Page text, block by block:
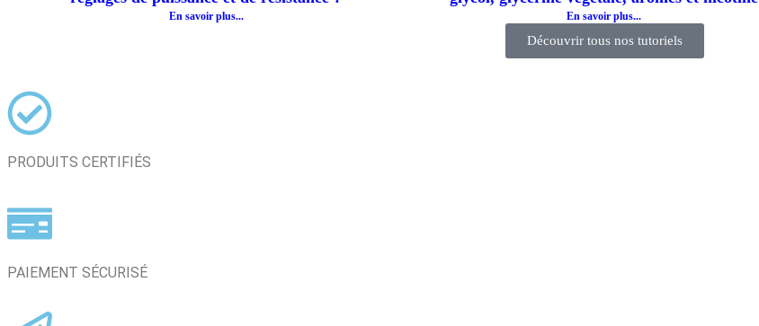
En savoir plus... En savoir plus...
Découvrir tous nos tutoriels
PRODUITS CERTIFIÉS
PAIEMENT SÉCURISÉ